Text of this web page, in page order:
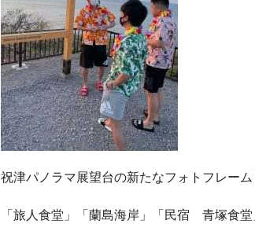
祝津パノラマ展望台の新たなフォトフレーム
「旅人食堂」「蘭島海岸」「民宿 青塚食